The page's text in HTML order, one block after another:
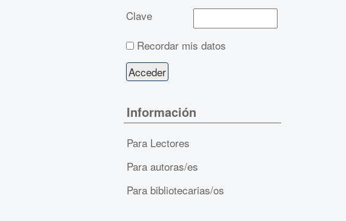
Clave
Recordar mis datos
Información
Para Lectores
Para autoras/es
Para bibliotecarias/os